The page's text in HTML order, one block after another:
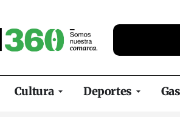
Cultura Deportes